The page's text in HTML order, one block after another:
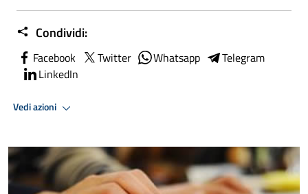
Condividi:
Facebook Twitter Whatsapp
Telegram
LinkedIn
Vedi azioni